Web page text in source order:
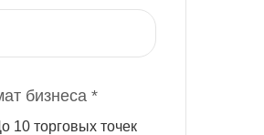
бизнеса *
10 торговых точек